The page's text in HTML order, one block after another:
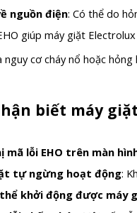
nguồn điện: Có thể do
giúp máy giặt
nguy cơ cháy nổ hoặc
biết máy
mã lỗi EHO trên màn
tự ngừng hoạt động:
khởi động được máy